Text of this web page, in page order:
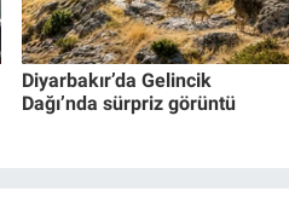
Diyarbakır’da Gelincik
Dağı’nda sürpriz görüntü